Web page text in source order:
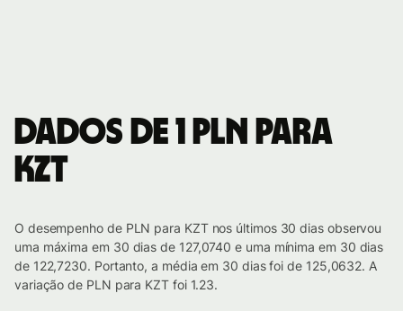
Dados de 1 PLN para
KZT
O desempenho de PLN para KZT nos últimos 30 dias observou
uma máxima em 30 dias de 127,0740 e uma mínima em 30 dias
de 122,7230. Portanto, a média em 30 dias foi de 125,0632. A
variação de PLN para KZT foi 1.23.